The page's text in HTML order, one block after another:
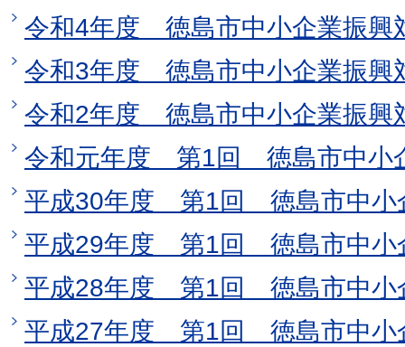
令和4年度 徳島市中小企業振興
令和3年度 徳島市中小企業振興
令和2年度 徳島市中小企業振興
令和元年度 第1回 徳島市中小
平成30年度 第1回 徳島市中小
平成29年度 第1回 徳島市中小
平成28年度 第1回 徳島市中小
平成27年度 第1回 徳島市中小